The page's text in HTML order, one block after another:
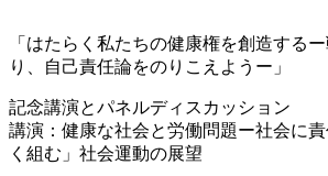
「はたらく私たちの健康権を創造する
り、自己責任論をのりこえようー」
記念講演とパネルディスカッション
講演：健康な社会と労働問題ー社会に
く組む」社会運動の展望